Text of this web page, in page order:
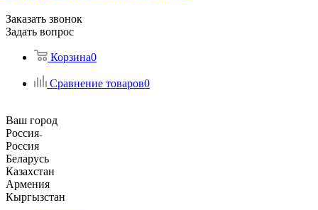
Заказать звонок
Задать вопрос
Корзина0
Сравнение товаров0
Ваш город
Россия
Россия
Беларусь
Казахстан
Армения
Кыргызстан